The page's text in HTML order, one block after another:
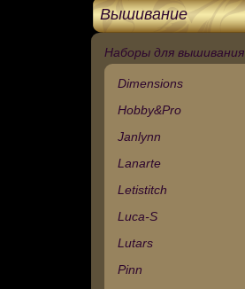
Вышивание
Наборы для вышивания
Dimensions
Hobby&Pro
Janlynn
Lanarte
Letistitch
Luca-S
Lutars
Pinn